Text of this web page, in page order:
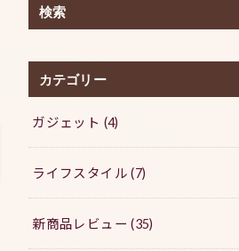
検索
カテゴリー
ガジェット (4)
ライフスタイル(7)
新商品レビュー(35)